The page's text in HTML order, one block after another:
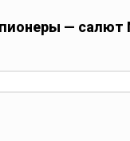
— салют